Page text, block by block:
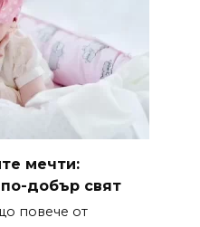
мечти:
добър свят
повече от